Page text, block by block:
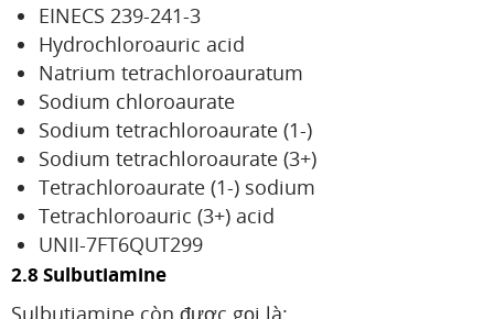
EINECS 239-241-3
Hydrochloroauric acid
Natrium tetrachloroauratum
Sodium chloroaurate
Sodium tetrachloroaurate (1-)
Sodium tetrachloroaurate (3+)
Tetrachloroaurate (1-) sodium
Tetrachloroauric (3+) acid
UNII-7FT6QUT299
2.8 Sulbutiamine
Sulbutiamine còn được gọi là: